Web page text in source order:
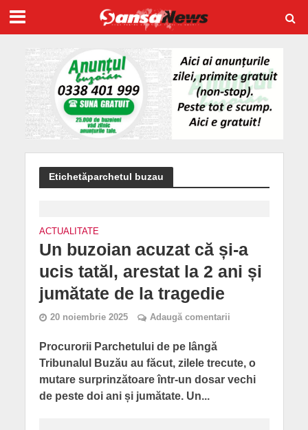
Etichetăparchetul buzau
ACTUALITATE
Un buzoian acuzat că și-a
ucis tatăl, arestat la 2 ani și
jumătate de la tragedie
20 noiembrie 2025 Adaugă comentarii
Procurorii Parchetului de pe lângă
Tribunalul Buzău au făcut, zilele trecute, o
mutare surprinzătoare într-un dosar vechi
de peste doi ani și jumătate. Un...